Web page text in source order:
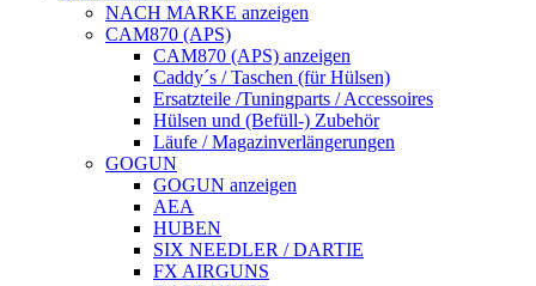
NACH MARKE anzeigen
CAM870 (APS)
CAM870 (APS) anzeigen
Caddy´s / Taschen (für Hülsen)
Ersatzteile /Tuningparts / Accessoires
Hülsen und (Befüll-) Zubehör
Läufe / Magazinverlängerungen
GOGUN
GOGUN anzeigen
AEA
HUBEN
SIX NEEDLER / DARTIE
FX AIRGUNS